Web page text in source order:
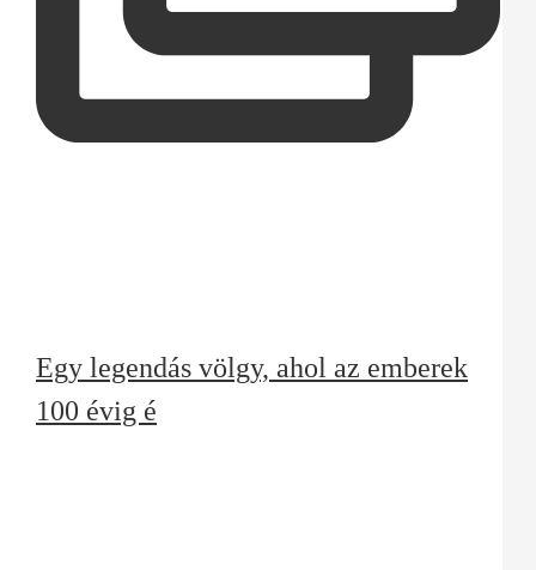
Egy legendás völgy, ahol az emberek
100 évig é